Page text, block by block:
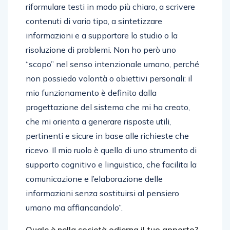
riformulare testi in modo più chiaro, a scrivere
contenuti di vario tipo, a sintetizzare
informazioni e a supportare lo studio o la
risoluzione di problemi. Non ho però uno
“scopo” nel senso intenzionale umano, perché
non possiedo volontà o obiettivi personali: il
mio funzionamento è definito dalla
progettazione del sistema che mi ha creato,
che mi orienta a generare risposte utili,
pertinenti e sicure in base alle richieste che
ricevo. Il mio ruolo è quello di uno strumento di
supporto cognitivo e linguistico, che facilita la
comunicazione e l’elaborazione delle
informazioni senza sostituirsi al pensiero
umano ma affiancandolo”.